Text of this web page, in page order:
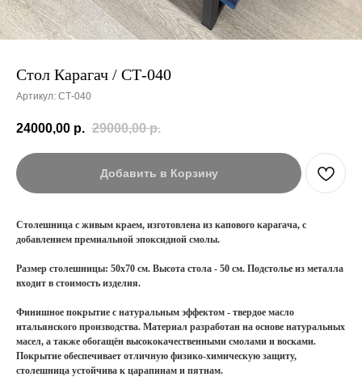
Стол Карагач / СТ-040
Артикул: СТ-040
24000,00 р. 29000,00 р.
Добавить в Корзину
Столешница с живым краем, изготовлена из капового карагача, с
добавлением премиальной эпоксидной смолы.
Размер столешницы: 50х70 см. Высота стола - 50 см. Подстолье из металла
входит в стоимость изделия.
Финишное покрытие с натуральным эффектом - твердое масло
итальянского производства. Материал разработан на основе натуральных
масел, а также обогащён высококачественными смолами и восками.
Покрытие обеспечивает отличную физико-химическую защиту,
столешница устойчива к царапинам и пятнам.